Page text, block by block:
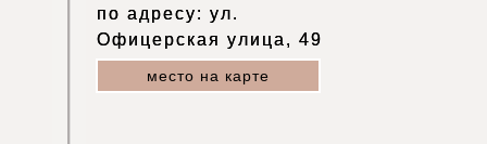
место на карте
по адресу: ул.
Офицерская улица, 49
по адресу: ул.
Офицерская улица, 49